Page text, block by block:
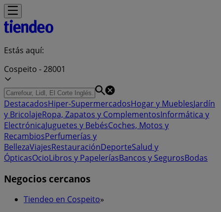
Estás aquí:
Cospeito - 28001
DestacadosHiper-SupermercadosHogar y MueblesJardín
y BricolajeRopa, Zapatos y ComplementosInformática y
ElectrónicaJuguetes y BebésCoches, Motos y
RecambiosPerfumerías y
BellezaViajesRestauraciónDeporteSalud y
ÓpticasOcioLibros y PapeleríasBancos y SegurosBodas
Negocios cercanos
Tiendeo en Cospeito»